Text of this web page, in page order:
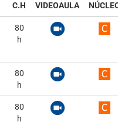
C.H VIDEOAULA
80
h
80
h
80
h